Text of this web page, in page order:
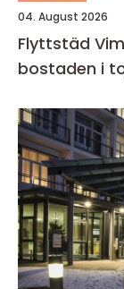
04. August 2026
Flyttstäd
bostaden i